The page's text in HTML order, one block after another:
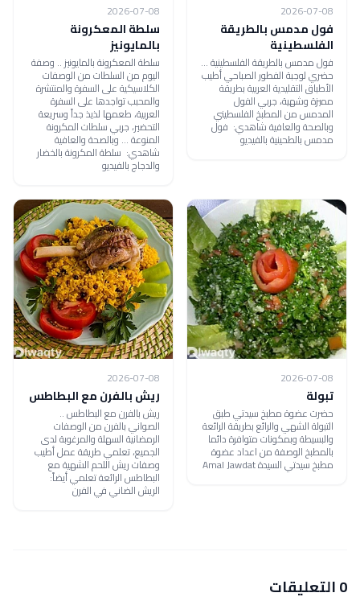
2026-07-08
فول مدمس بالطريقة
الفلسطينية
فول مدمس بالطريقة الفلسطينية ...
حضري لوجبة الفطور الصباحي أطيب
الأطباق التقليدية العربية بطريقة
مميزة وشهية، جربي الفول
المدمس من المطبخ الفلسطيني
وبالصحة والعافية شاهدي: فول
مدمس بالطحينية بالفيديو
2026-07-08
سلطة المعكرونة
بالمايونيز
سلطة المعكرونة بالمايونيز .. وصفة
اليوم من السلطات من الوصفات
الكلاسيكية على السفرة والمنتشرة
والمحبب تواجدها على السفرة
العربية، طعمها لذيذ جداً وسريعة
التحضير، جربي سلطات المكرونة
المنوعة ... وبالصحة والعافية
شاهدي: سلطة المكرونة بالخضار
والدجاج بالفيديو
2026-07-08
تبولة
حضرت عضوة مطبخ سيدتي طبق
التبولة الشهي والرائع بطريقة الرائعة
والبسيطة وبمكونات متوافرة دائما
بالمطبخ الوصفة من اعداد عضوة
مطبخ سيدتي السيدة Amal Jawdat
2026-07-08
ريش بالفرن مع البطاطس
ريش بالفرن مع البطاطس ..
الصواني بالفرن من الوصفات
الرمضانية السهلة والمرغوبة لدى
الجميع، تعلمي طريقة عمل أطيب
وصفات ريش اللحم الشهية مع
البطاطس الرائعة تعلمي أيضاً:
الريش الضاني في الفرن
0 التعليقات